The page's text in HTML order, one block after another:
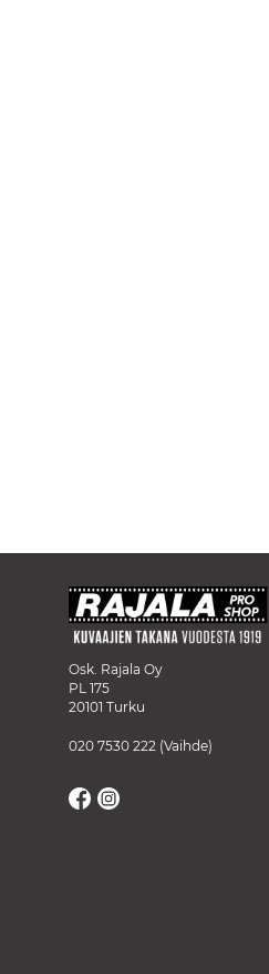
Osk. Rajala Oy
PL 175
20101 Turku
020 7530 222 (Vaihde)